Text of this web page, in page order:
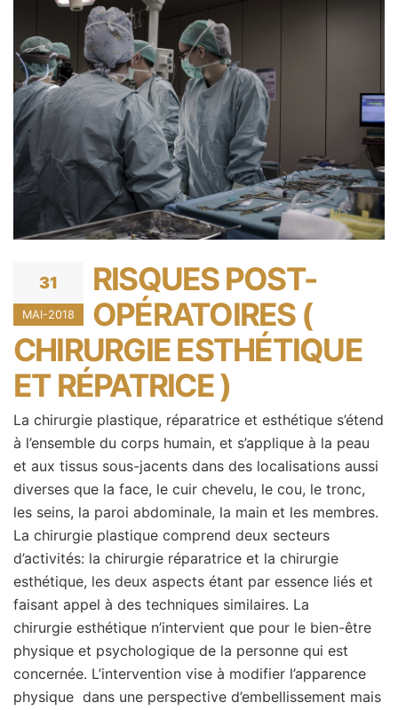
31
MAI-2018
RISQUES POST-
OPÉRATOIRES (
CHIRURGIE ESTHÉTIQUE
ET RÉPATRICE )
La chirurgie plastique, réparatrice et esthétique s’étend
à l’ensemble du corps humain, et s’applique à la peau
et aux tissus sous-jacents dans des localisations aussi
diverses que la face, le cuir chevelu, le cou, le tronc,
les seins, la paroi abdominale, la main et les membres.
La chirurgie plastique comprend deux secteurs
d’activités: la chirurgie réparatrice et la chirurgie
esthétique, les deux aspects étant par essence liés et
faisant appel à des techniques similaires. La
chirurgie esthétique n’intervient que pour le bien-être
physique et psychologique de la personne qui est
concernée. L’intervention vise à modifier l’apparence
physique dans une perspective d’embellissement mais